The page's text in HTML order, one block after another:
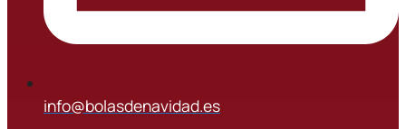
info@bolasdenavidad.es